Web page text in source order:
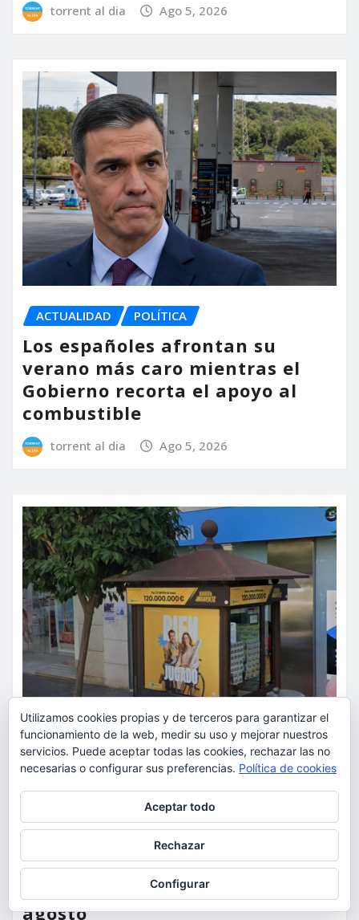
torrent al dia Ago 5, 2026
ACTUALIDAD POLÍTICA
Los españoles afrontan su
verano más caro mientras el
Gobierno recorta el apoyo al
combustible
torrent al dia Ago 5, 2026
ACTUALIDAD OCIO
El Grupo Social ONCE reparte de
manera gratuita dos millones
de gafas seguras para ver el
eclipse total de sol del 12 de
agosto
Utilizamos cookies propias y de terceros para garantizar el
funcionamiento de la web, medir su uso y mejorar nuestros
servicios. Puede aceptar todas las cookies, rechazar las no
necesarias o configurar sus preferencias. Política de cookies
Aceptar todo
Rechazar
Configurar
Para obtener más información, incluido cómo gestionar las cookies,